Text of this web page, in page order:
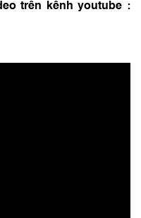
trên kênh youtube :